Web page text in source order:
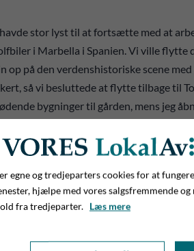
stor lyst til at fortsætte med at
i Marbella i Spanien. Vi ville flytte
op på den verdenshistoriske scene
så vi besluttede at flytte tilbage til
bygninger til gården, mens jeg
selv sætter i stand. Derudover har jeg
fra sit første kursusforløb hos
livsstilsprojekt
om et fælles samarbejdsprojekt har
og Aksel gik på pension, anede de
egne og tredjeparters cookies for at
hjælpe med vores salgsfremmende
fra tredjeparter. Læs mere